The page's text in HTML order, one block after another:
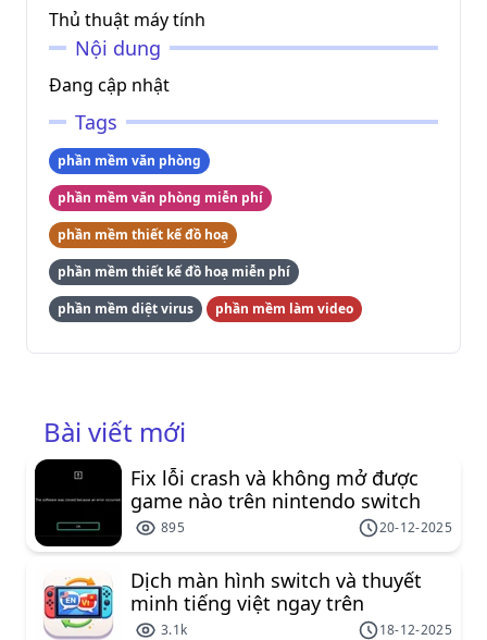
Thủ thuật máy tính
Nội dung
Đang cập nhật
Tags
phần mềm văn phòng
phần mềm văn phòng miễn phí
phần mềm thiết kế đồ hoạ
phần mềm thiết kế đồ hoạ miễn phí
phần mềm diệt virus
phần mềm làm video
Bài viết mới
Fix lỗi crash và không mở được
game nào trên nintendo switch
895 20-12-2025
Dịch màn hình switch và thuyết
minh tiếng việt ngay trên
nintendo switch
3.1k 18-12-2025